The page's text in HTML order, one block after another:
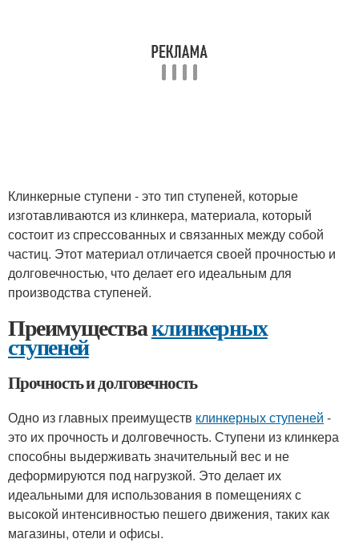
Клинкерные ступени - это тип ступеней, которые
изготавливаются из клинкера, материала, который
состоит из спрессованных и связанных между собой
частиц. Этот материал отличается своей прочностью и
долговечностью, что делает его идеальным для
производства ступеней.
Преимуществаклинкерных
ступеней
Прочность и долговечность
Одно из главных преимуществ клинкерных ступеней -
это их прочность и долговечность. Ступени из клинкера
способны выдерживать значительный вес и не
деформируются под нагрузкой. Это делает их
идеальными для использования в помещениях с
высокой интенсивностью пешего движения, таких как
магазины, отели и офисы.